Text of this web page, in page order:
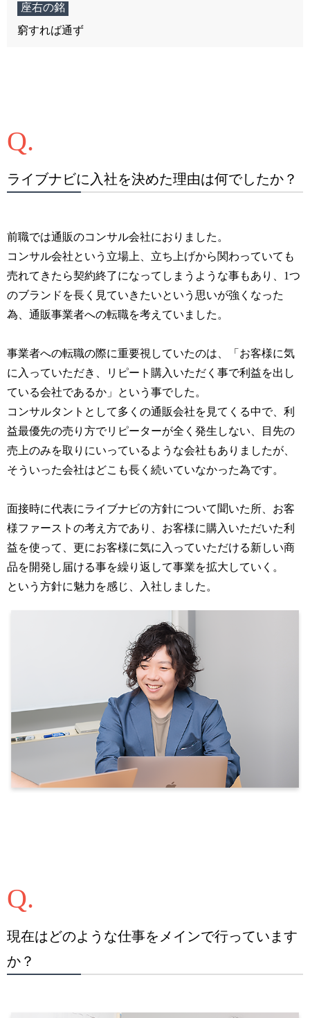
座右の銘
窮すれば通ず
ライブナビに入社を決めた理由は何でしたか？
前職では通販のコンサル会社におりました。
コンサル会社という立場上、立ち上げから関わっていても
売れてきたら契約終了になってしまうような事もあり、1つ
のブランドを長く見ていきたいという思いが強くなった
為、通販事業者への転職を考えていました。
事業者への転職の際に重要視していたのは、「お客様に気
に入っていただき、リピート購入いただく事で利益を出し
ている会社であるか」という事でした。
コンサルタントとして多くの通販会社を見てくる中で、利
益最優先の売り方でリピーターが全く発生しない、目先の
売上のみを取りにいっているような会社もありましたが、
そういった会社はどこも長く続いていなかった為です。
面接時に代表にライブナビの方針について聞いた所、お客
様ファーストの考え方であり、お客様に購入いただいた利
益を使って、更にお客様に気に入っていただける新しい商
品を開発し届ける事を繰り返して事業を拡大していく。
という方針に魅力を感じ、入社しました。
現在はどのような仕事をメインで行っています
か？